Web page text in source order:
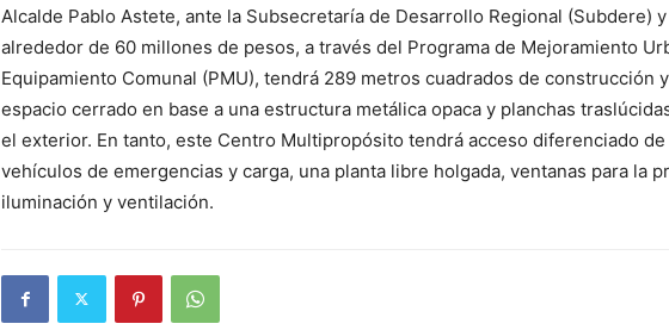
Alcalde Pablo Astete, ante la Subsecretaría de Desarrollo Regional (Subdere)
alrededor de 60 millones de pesos, a través del Programa de Mejoramiento
Equipamiento Comunal (PMU), tendrá 289 metros cuadrados de construcción
espacio cerrado en base a una estructura metálica opaca y planchas
el exterior. En tanto, este Centro Multipropósito tendrá acceso diferenciado
vehículos de emergencias y carga, una planta libre holgada, ventanas para la
iluminación y ventilación.